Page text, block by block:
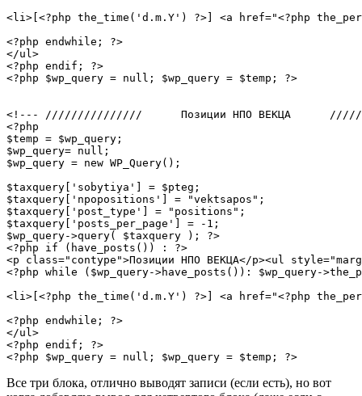
<li>[<?php the_time('d.m.Y') ?>] <a href="<?php
<?php endwhile; ?>
</ul>
<?php endif; ?>
<?php $wp_query = null; $wp_query = $temp; ?>
<!--- ///////////////      Позиции НПО ВЕКЦА
<?php
$temp = $wp_query;
$wp_query= null;
$wp_query = new WP_Query();
$taxquery['sobytiya'] = $pteg;
$taxquery['npopositions'] = "vektsapos";
$taxquery['post_type'] = "positions";
$taxquery['posts_per_page'] = -1;
$wp_query->query( $taxquery ); ?>
<?php if (have_posts()) : ?>
<p class="contype">Позиции НПО ВЕКЦА</p><ul
<?php while ($wp_query->have_posts()): $wp_query-
<li>[<?php the_time('d.m.Y') ?>] <a href="<?php
<?php endwhile; ?>
</ul>
<?php endif; ?>
<?php $wp_query = null; $wp_query = $temp; ?>
Все три блока, отлично выводят записи (если есть), но вот